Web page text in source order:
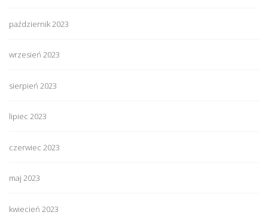
październik 2023
wrzesień 2023
sierpień 2023
lipiec 2023
czerwiec 2023
maj 2023
kwiecień 2023